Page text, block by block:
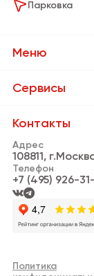
Меню
О Бизнес-парке
Резиденты
Новости
Видео
Аренда
Сервисы
Банки и
Пункты выдачи
Кафе и
Нотариус
Контакты
Адрес
108811,
Телефон
+7 (495) 926-31-
Парковка
Политика